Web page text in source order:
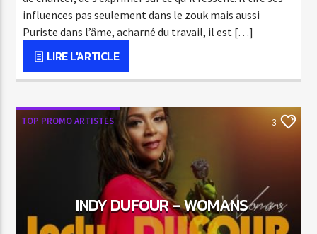
influences pas seulement dans le zouk mais aussi
Puriste dans l’âme, acharné du travail, il est […]
LIRE L'ARTICLE
TOP PROMO ARTISTES 3
INDY DUFOUR – WOMANS